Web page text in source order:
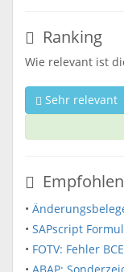
Ranking
Wie relevant ist
Sehr relevant
•
• SAPscript
• FOTV: Fehler